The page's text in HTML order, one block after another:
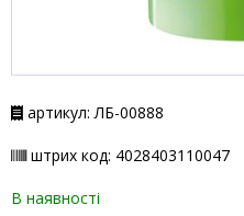
артикул: ЛБ-00888
штрих код: 4028403110047
В наявності